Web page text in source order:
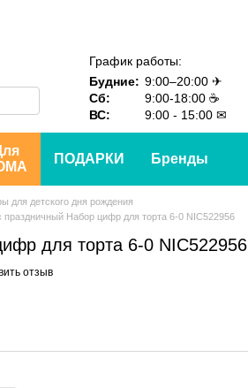
График работы:
Будние: 9:00–20:00 ✈
Сб:
9:00-18:00 ☕
ВС:
9:00 - 15:00 ✉
ПОДАРКИ Бренды
для детского дня рождения
праздничный Набор цифр для торта 6-0 NIC522956
для торта 6-0 NIC522956
отзыв